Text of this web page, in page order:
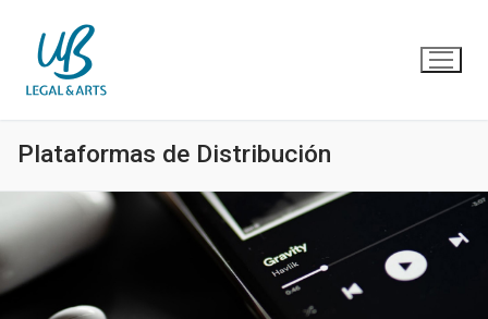
contenido
Plataformas de Distribución